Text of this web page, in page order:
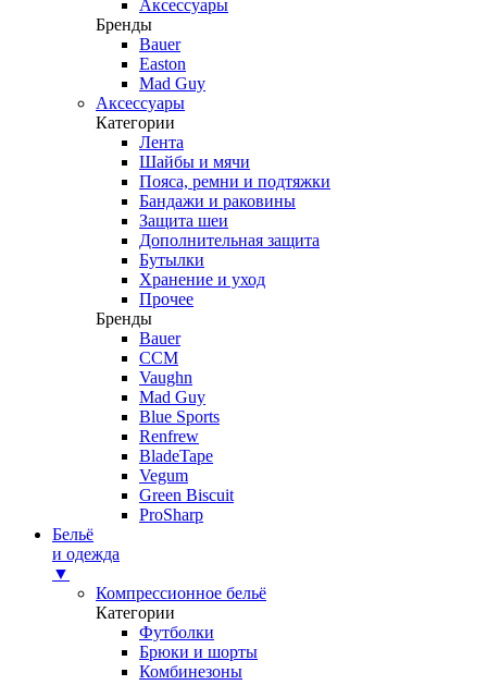
Аксессуары
Бренды
Bauer
Easton
Mad Guy
Аксессуары
Категории
Лента
Шайбы и мячи
Пояса, ремни и подтяжки
Бандажи и раковины
Защита шеи
Дополнительная защита
Бутылки
Хранение и уход
Прочее
Бренды
Bauer
CCM
Vaughn
Mad Guy
Blue Sports
Renfrew
BladeTape
Vegum
Green Biscuit
ProSharp
Бельё
и одежда
▼
Компрессионное бельё
Категории
Футболки
Брюки и шорты
Комбинезоны